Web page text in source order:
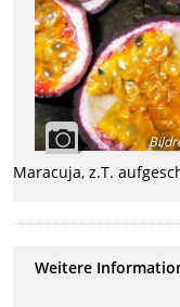
Maracuja, z.T.
Weitere